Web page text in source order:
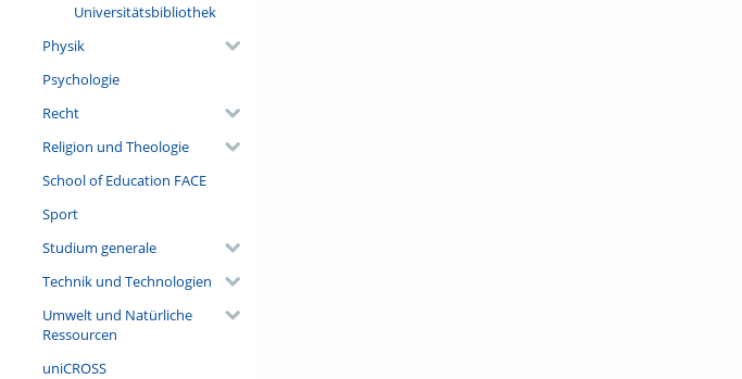
Universitätsbibliothek
Physik
Psychologie
Recht
Religion und Theologie
School of Education FACE
Sport
Studium generale
Technik und Technologien
Umwelt und Natürliche
Ressourcen
uniCROSS